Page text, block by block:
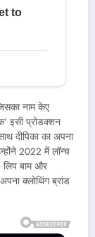
नाम केए
इसी प्रोडक्शन
दीपिका का अपना
2022 में लॉन्च
लिप बाम और
क्लोथिंग ब्रांड